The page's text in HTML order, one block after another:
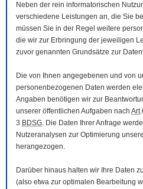
Neben der rein informatorischen
verschiedene Leistungen an, die Sie
müssen Sie in der Regel weitere
die wir zur Erbringung der jeweiligen
zuvor genannten Grundsätze zur
Die von Ihnen angegebenen und von
personenbezogenen Daten werden
Angaben benötigen wir zur
unserer öffentlichen Aufgaben nach Art
3 BDSG. Die Daten Ihrer Anfrage
Nutzeranalysen zur Optimierung
herangezogen.
Darüber hinaus halten wir Ihre Daten
(also etwa zur optimalen Bearbeitung